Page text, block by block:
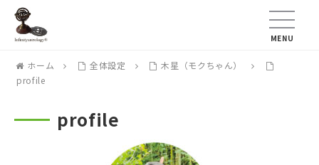
ホーム 全体設定
木星（モクちゃん）
profile
profile
MENU